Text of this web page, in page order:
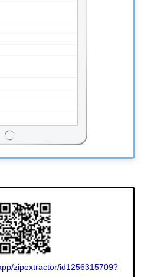
zipextractor/id1256315709?